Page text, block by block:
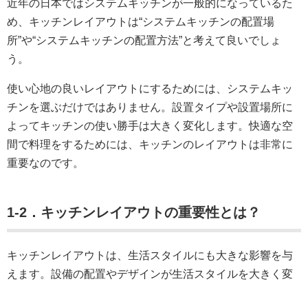
近年の日本ではシステムキッチンが一般的になっているた
め、キッチンレイアウトは“システムキッチンの配置場
所”や“システムキッチンの配置方法”と考えて良いでしょ
う。
使い心地の良いレイアウトにするためには、システムキッ
チンを選ぶだけではありません。設置タイプや設置場所に
よってキッチンの使い勝手は大きく変化します。快適な空
間で料理をするためには、キッチンのレイアウトは非常に
重要なのです。
1-2．キッチンレイアウトの重要性とは？
キッチンレイアウトは、生活スタイルにも大きな影響を与
えます。設備の配置やデザインが生活スタイルを大きく変